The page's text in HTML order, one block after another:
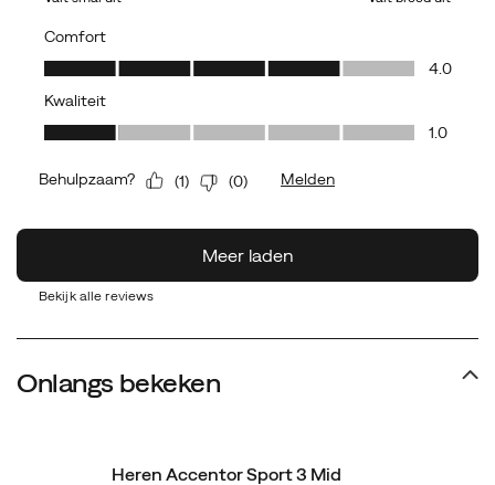
Bekijk alle reviews
Onlangs bekeken
Heren Accentor Sport 3 Mid